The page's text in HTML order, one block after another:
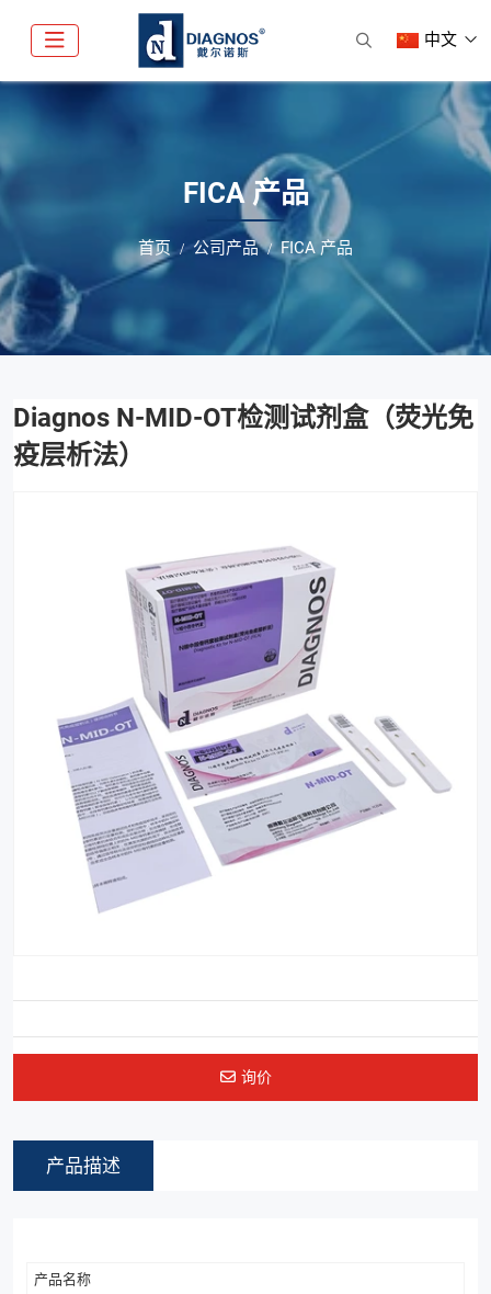
中文
FICA 产品
首页 公司产品 FICA 产品
Diagnos N-MID-OT检测试剂盒（荧光免
疫层析法）
询价
产品描述
产品名称